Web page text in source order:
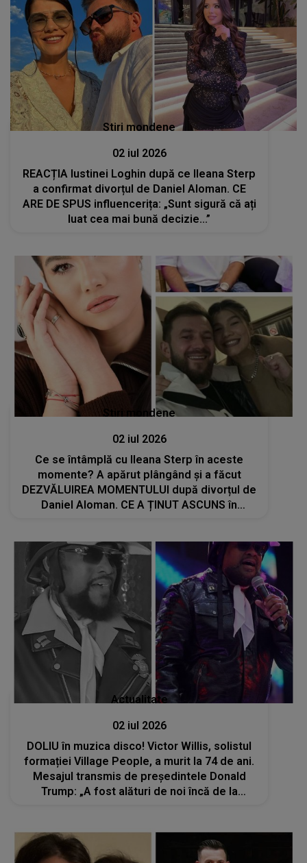
Stiri mondene
02 iul 2026
REACȚIA Iustinei Loghin după ce Ileana Sterp
a confirmat divorțul de Daniel Aloman. CE
ARE DE SPUS influencerița: „Sunt sigură că ați
luat cea mai bună decizie...”
Stiri mondene
02 iul 2026
Ce se întâmplă cu Ileana Sterp în aceste
momente? A apărut plângând și a făcut
DEZVĂLUIREA MOMENTULUI după divorțul de
Daniel Aloman. CE A ȚINUT ASCUNS în
Actualitate
02 iul 2026
DOLIU în muzica disco! Victor Willis, solistul
formației Village People, a murit la 74 de ani.
Mesajul transmis de președintele Donald
Trump: „A fost alături de noi încă de la